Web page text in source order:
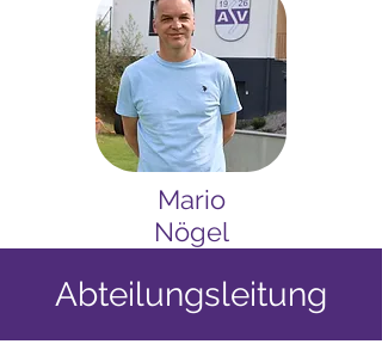
Mario
Nögel
Abteilungsleitung